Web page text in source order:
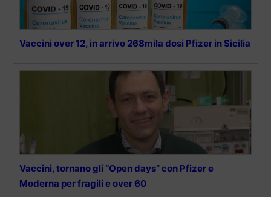
Vaccini over 12, in arrivo 268mila dosi Pfizer in Sicilia
Vaccini, tornano gli “Open days” con Pfizer e
Moderna per fragili e over 60